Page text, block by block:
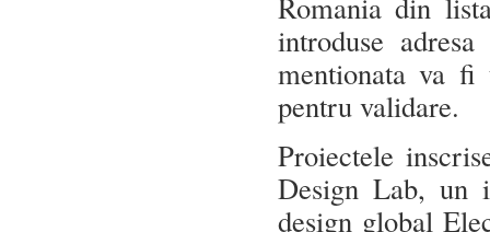
introduse
mentionata va
pentru validare.
Proiectele
Design Lab, un
design global